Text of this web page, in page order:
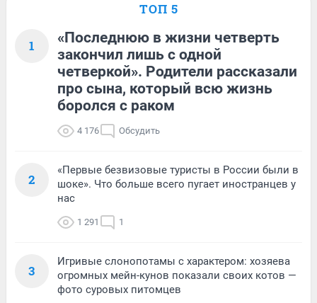
ТОП 5
1
«Последнюю в жизни четверть
закончил лишь с одной
четверкой». Родители рассказали
про сына, который всю жизнь
боролся с раком
4 176 Обсудить
2
«Первые безвизовые туристы в России были в
шоке». Что больше всего пугает иностранцев у
нас
1 291 1
3
Игривые слонопотамы с характером: хозяева
огромных мейн-кунов показали своих котов —
фото суровых питомцев